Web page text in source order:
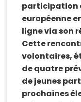
participation
européenne
ligne via son
Cette
volontaires,
de quatre
de jeunes
prochaines